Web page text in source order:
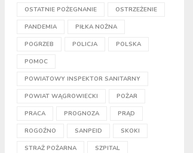
OSTATNIE POŻEGNANIE OSTRZEŻENIE
PANDEMIA PIŁKA NOŻNA
POGRZEB POLICJA POLSKA
POMOC
POWIATOWY INSPEKTOR SANITARNY
POWIAT WĄGROWIECKI POŻAR
PRACA PROGNOZA PRĄD
ROGOŹNO SANPEID SKOKI
STRAŻ POŻARNA SZPITAL